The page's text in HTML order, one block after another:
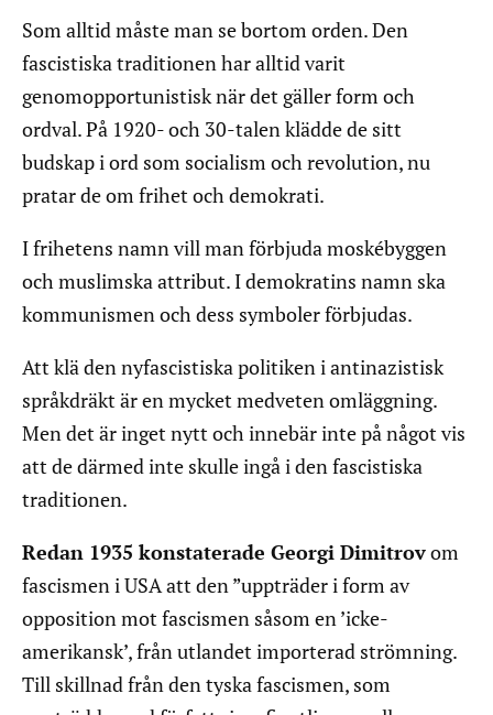
Som alltid måste man se bortom orden. Den
fascistiska traditionen har alltid varit
genomopportunistisk när det gäller form och
ordval. På 1920- och 30-talen klädde de sitt
budskap i ord som socialism och revolution, nu
pratar de om frihet och demokrati.
I frihetens namn vill man förbjuda moskébyggen
och muslimska attribut. I demokratins namn ska
kommunismen och dess symboler förbjudas.
Att klä den nyfascistiska politiken i antinazistisk
språkdräkt är en mycket medveten omläggning.
Men det är inget nytt och innebär inte på något vis
att de därmed inte skulle ingå i den fascistiska
traditionen.
Redan 1935 konstaterade Georgi Dimitrovom
fascismen i USA att den ”uppträder i form av
opposition mot fascismen såsom en ’icke-
amerikansk’, från utlandet importerad strömning.
Till skillnad från den tyska fascismen, som